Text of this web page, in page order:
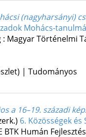
(nagyharsányi)
Mohács-
: Magyar Történelmi
| Tudományos
a 16–19. századi
6. Közösségek
BTK Humán